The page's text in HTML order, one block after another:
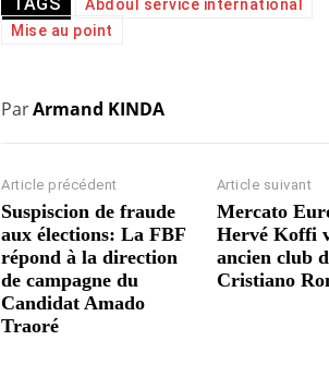
TAGS
Abdoul service international
Mise au point
ParArmand KINDA
Article précédent
Suspiscion de fraude
aux élections: La FBF
répond à la direction
de campagne du
Candidat Amado
Traoré
Article suivant
Mercato
Hervé Koffi
ancien club
Cristiano